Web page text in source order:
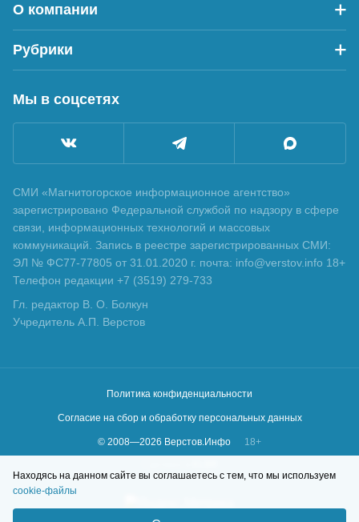
О компании
Рубрики
Мы в соцсетях
СМИ «Магнитогорское информационное агентство»
зарегистрировано Федеральной службой по надзору в сфере
связи, информационных технологий и массовых
коммуникаций. Запись в реестре зарегистрированных СМИ:
ЭЛ № ФС77-77805 от 31.01.2020 г. почта: info@verstov.info 18+
Телефон редакции +7 (3519) 279-733
Гл. редактор В. О. Болкун
Учредитель А.П. Верстов
Политика конфиденциальности
Согласие на сбор и обработку персональных данных
© 2008—2026 Верстов.Инфо
18+
Находясь на данном сайте вы соглашаетесь с тем, что мы используем
cookie-файлы